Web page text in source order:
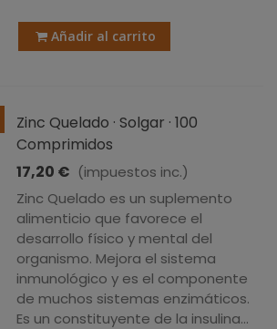
Añadir al carrito
Zinc Quelado · Solgar · 100
Comprimidos
17,20 € (impuestos inc.)
Zinc Quelado es un suplemento
alimenticio que favorece el
desarrollo físico y mental del
organismo. Mejora el sistema
inmunológico y es el componente
de muchos sistemas enzimáticos.
Es un constituyente de la insulina...